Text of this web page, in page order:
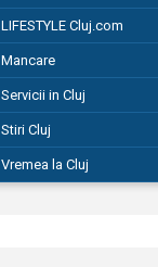
LIFESTYLE Cluj.com
Mancare
Servicii in Cluj
Stiri Cluj
Vremea la Cluj